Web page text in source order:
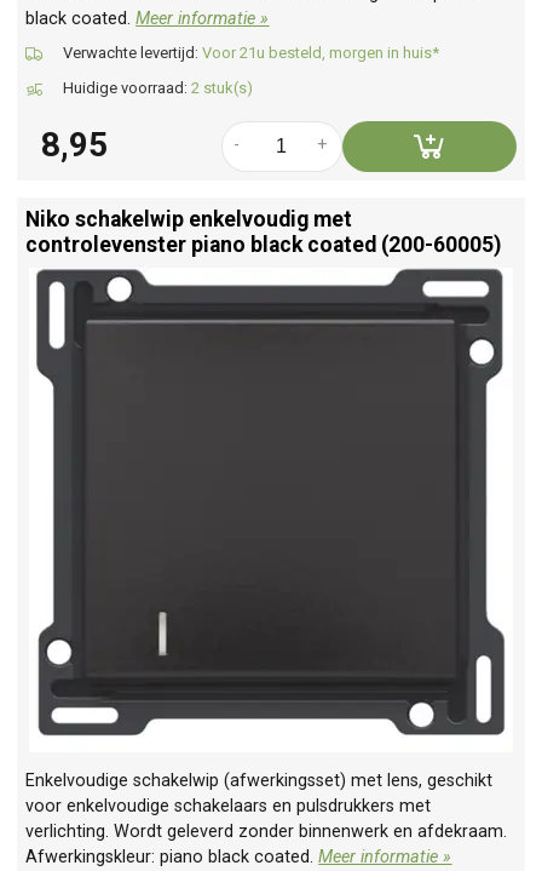
black coated.Meer informatie »
Verwachte levertijd: Voor 21u besteld, morgen in huis*
Huidige voorraad: 2 stuk(s)
8,95 +
-
Niko schakelwip enkelvoudig met
controlevenster piano black coated (200-60005)
Enkelvoudige schakelwip (afwerkingsset) met lens, geschikt
voor enkelvoudige schakelaars en pulsdrukkers met
verlichting. Wordt geleverd zonder binnenwerk en afdekraam.
Afwerkingskleur: piano black coated.Meer informatie »